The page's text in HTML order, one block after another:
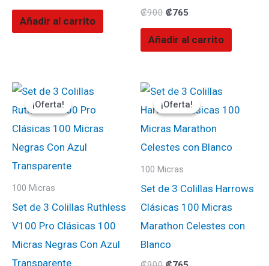
Añadir al carrito
₡900 ₡765
Añadir al carrito
¡Oferta!
¡Oferta!
100 Micras
Set de 3 Colillas Ruthless
V100 Pro Clásicas 100
Micras Negras Con Azul
Transparente
El
precio
original
₡900.
El
precio
actual
₡765.
¡Oferta!
¡Oferta!
100 Micras
Set de 3 Colillas Harrows
Clásicas 100 Micras
Marathon Celestes con
Blanco
El
precio
original
₡900.
El
precio
actual
₡765.